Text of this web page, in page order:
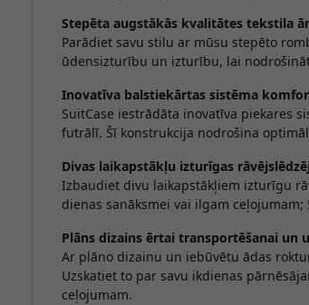
Stepēta augstākās kvalitātes tekstila
Parādiet savu stilu ar mūsu stepēto
ūdensizturību un izturību, lai
Inovatīva balstiekārtas sistēma
SuitCase iestrādāta inovatīva piekares
futrālī. Šī konstrukcija nodrošina
Divas laikapstākļu izturīgas
Izbaudiet divu laikapstākļiem izturīgu
dienas sanāksmei vai ilgam
Plāns dizains ērtai transportēšanai un
Ar plāno dizainu un iebūvētu ādas
Uzskatiet to par savu ikdienas
ceļojumam.